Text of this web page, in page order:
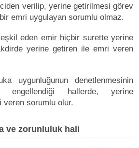
verilip, yerine getirilmesi görev
emri uygulayan sorumlu olmaz.
eden emir hiçbir surette yerine
yerine getiren ile emri veren
uygunluğunun denetlenmesinin
engellendiği hallerde, yerine
veren sorumlu olur.
ve zorunluluk hali